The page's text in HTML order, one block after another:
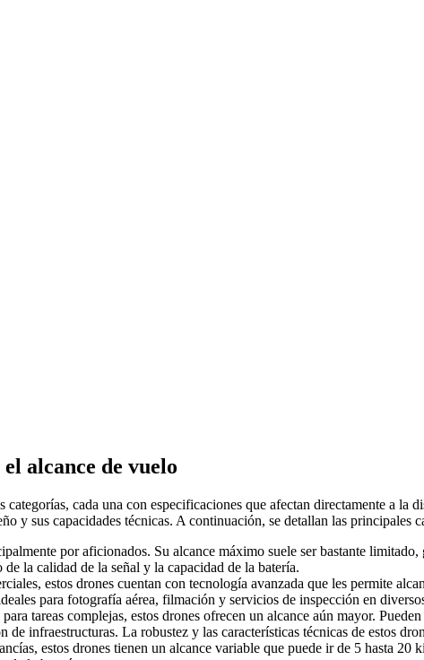
alcance de vuelo
cada una con especificaciones que afectan directamente a la
y sus capacidades técnicas. A continuación, se detallan las principales
por aficionados. Su alcance máximo suele ser bastante
la calidad de la señal y la capacidad de la batería.
estos drones cuentan con tecnología avanzada que les permite
para fotografía aérea, filmación y servicios de inspección en
tareas complejas, estos drones ofrecen un alcance aún mayor.
infraestructuras. La robustez y las características técnicas de estos
estos drones tienen un alcance variable que puede ir de 5 hasta